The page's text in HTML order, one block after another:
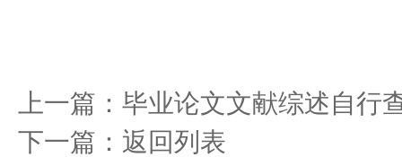
上一篇： 毕业论文文献综述自行
下一篇： 返回列表